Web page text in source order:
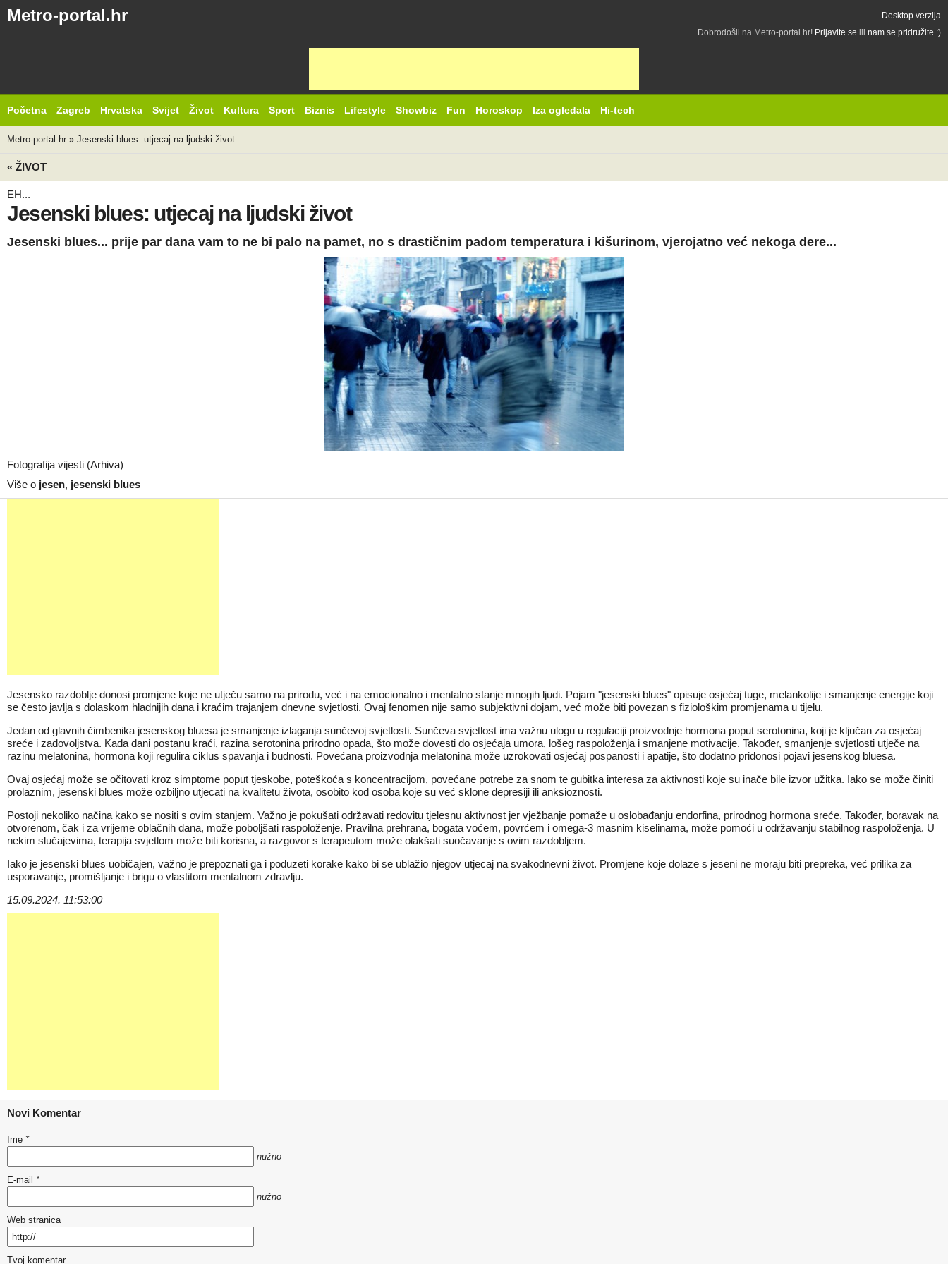
Metro-portal.hr
Desktop verzija
Dobrodošli na Metro-portal.hr! Prijavite se ili nam se pridružite :)
Početna Zagreb Hrvatska Svijet Život Kultura Sport Biznis Lifestyle Showbiz Fun Horoskop Iza ogledala Hi-tech
Metro-portal.hr » Jesenski blues: utjecaj na ljudski život
« ŽIVOT
EH...
Jesenski blues: utjecaj na ljudski život
Jesenski blues... prije par dana vam to ne bi palo na pamet, no s drastičnim padom temperatura i kišurinom, vjerojatno već nekoga dere...
Fotografija vijesti (Arhiva)
Više o jesen, jesenski blues
Jesensko razdoblje donosi promjene koje ne utječu samo na prirodu, već i na emocionalno i mentalno stanje mnogih ljudi. Pojam "jesenski blues" opisuje osjećaj tuge, melankolije i smanjenje energije koji
se često javlja s dolaskom hladnijih dana i kraćim trajanjem dnevne svjetlosti. Ovaj fenomen nije samo subjektivni dojam, već može biti povezan s fiziološkim promjenama u tijelu.
Jedan od glavnih čimbenika jesenskog bluesa je smanjenje izlaganja sunčevoj svjetlosti. Sunčeva svjetlost ima važnu ulogu u regulaciji proizvodnje hormona poput serotonina, koji je ključan za osjećaj
sreće i zadovoljstva. Kada dani postanu kraći, razina serotonina prirodno opada, što može dovesti do osjećaja umora, lošeg raspoloženja i smanjene motivacije. Također, smanjenje svjetlosti utječe na
razinu melatonina, hormona koji regulira ciklus spavanja i budnosti. Povećana proizvodnja melatonina može uzrokovati osjećaj pospanosti i apatije, što dodatno pridonosi pojavi jesenskog bluesa.
Ovaj osjećaj može se očitovati kroz simptome poput tjeskobe, poteškoća s koncentracijom, povećane potrebe za snom te gubitka interesa za aktivnosti koje su inače bile izvor užitka. Iako se može činiti
prolaznim, jesenski blues može ozbiljno utjecati na kvalitetu života, osobito kod osoba koje su već sklone depresiji ili anksioznosti.
Postoji nekoliko načina kako se nositi s ovim stanjem. Važno je pokušati održavati redovitu tjelesnu aktivnost jer vježbanje pomaže u oslobađanju endorfina, prirodnog hormona sreće. Također, boravak na
otvorenom, čak i za vrijeme oblačnih dana, može poboljšati raspoloženje. Pravilna prehrana, bogata voćem, povrćem i omega-3 masnim kiselinama, može pomoći u održavanju stabilnog raspoloženja. U
nekim slučajevima, terapija svjetlom može biti korisna, a razgovor s terapeutom može olakšati suočavanje s ovim razdobljem.
Iako je jesenski blues uobičajen, važno je prepoznati ga i poduzeti korake kako bi se ublažio njegov utjecaj na svakodnevni život. Promjene koje dolaze s jeseni ne moraju biti prepreka, već prilika za
usporavanje, promišljanje i brigu o vlastitom mentalnom zdravlju.
15.09.2024. 11:53:00
Novi Komentar
Ime *
nužno
E-mail *
nužno
Web stranica
Tvoj komentar